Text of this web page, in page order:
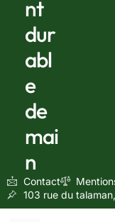
nt
dur
abl
e
de
mai
n
Contact
103 rue du